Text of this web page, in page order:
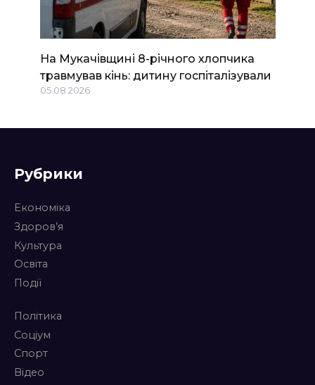
На Мукачівщині 8-річного хлопчика
травмував кінь: дитину госпіталізували
05.08.2026
Рубрики
Економіка
Здоров’я
Культура
Освіта
Події
Політика
Соціум
Спорт
Відео